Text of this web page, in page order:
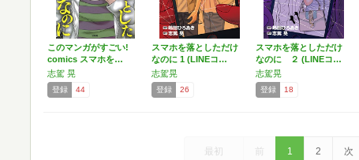
このマンガがすごい!
comics スマホを…
志駕 晃
登録 44
スマホを落としただけ
なのに 1 (LINEコ…
志駕晃
登録 26
スマホを落としただけ
なのに ２ (LINEコ…
志駕晃
登録 18
最初 前 1 2 次